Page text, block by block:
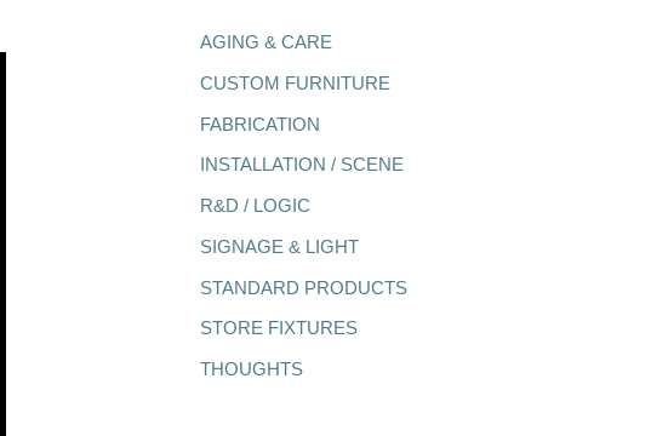
AGING & CARE
CUSTOM FURNITURE
FABRICATION
INSTALLATION / SCENE
R&D / LOGIC
SIGNAGE & LIGHT
STANDARD PRODUCTS
STORE FIXTURES
THOUGHTS